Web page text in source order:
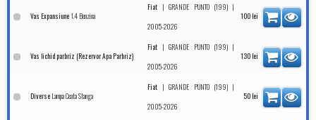
Vas Expansiune 1.4 Benzina
Fiat |GRANDE PUNTO (199) |
2005-2026
100 lei
Vas lichid parbriz (Rezervor Apa Parbriz)
Fiat |GRANDE PUNTO (199) |
2005-2026
130 lei
Diverse Lampa Ceata Stanga
Fiat |GRANDE PUNTO (199) |
2005-2026
50 lei